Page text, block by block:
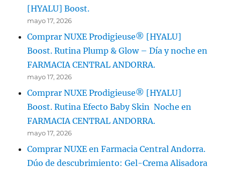
[HYALU] Boost.
mayo 17, 2026
Comprar NUXE Prodigieuse® [HYALU]
Boost. Rutina Plump & Glow – Día y noche en
FARMACIA CENTRAL ANDORRA.
mayo 17, 2026
Comprar NUXE Prodigieuse® [HYALU]
Boost. Rutina Efecto Baby Skin Noche en
FARMACIA CENTRAL ANDORRA.
mayo 17, 2026
Comprar NUXE en Farmacia Central Andorra.
Dúo de descubrimiento: Gel-Crema Alisadora